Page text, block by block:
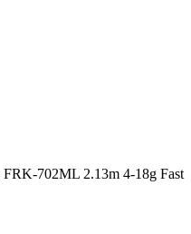
FRK-702ML 2.13m 4-18g Fast